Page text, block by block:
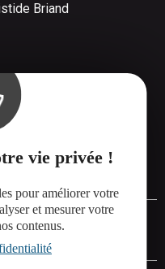
vie privée !
pour améliorer votre
et mesurer votre
contenus.
Briand